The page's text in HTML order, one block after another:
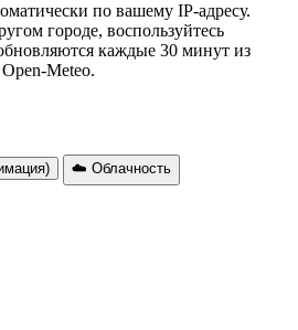
по вашему IP-адресу.
городе, воспользуйтесь
каждые 30 минут из
Meteo.
☁️ Облачность